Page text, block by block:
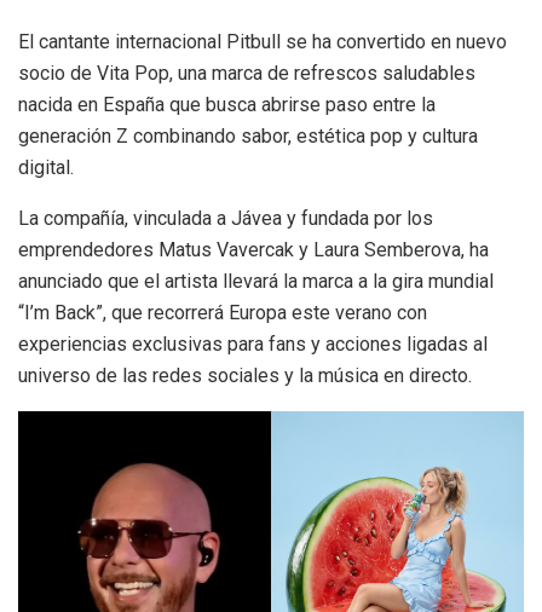
El cantante internacional Pitbull se ha convertido en nuevo
socio de Vita Pop, una marca de refrescos saludables
nacida en España que busca abrirse paso entre la
generación Z combinando sabor, estética pop y cultura
digital.
La compañía, vinculada a Jávea y fundada por los
emprendedores Matus Vavercak y Laura Semberova, ha
anunciado que el artista llevará la marca a la gira mundial
“I’m Back”, que recorrerá Europa este verano con
experiencias exclusivas para fans y acciones ligadas al
universo de las redes sociales y la música en directo.